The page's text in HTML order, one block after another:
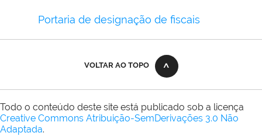
Portaria de designação de fiscais
VOLTAR AO TOPO
Todo o conteúdo deste site está publicado sob a licença
Creative Commons Atribuição-SemDerivações 3.0 Não
Adaptada.